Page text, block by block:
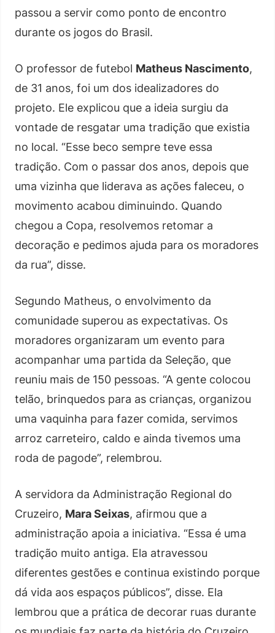
passou a servir como ponto de encontro
durante os jogos do Brasil.
O professor de futebol Matheus Nascimento,
de 31 anos, foi um dos idealizadores do
projeto. Ele explicou que a ideia surgiu da
vontade de resgatar uma tradição que existia
no local. “Esse beco sempre teve essa
tradição. Com o passar dos anos, depois que
uma vizinha que liderava as ações faleceu, o
movimento acabou diminuindo. Quando
chegou a Copa, resolvemos retomar a
decoração e pedimos ajuda para os moradores
da rua”, disse.
Segundo Matheus, o envolvimento da
comunidade superou as expectativas. Os
moradores organizaram um evento para
acompanhar uma partida da Seleção, que
reuniu mais de 150 pessoas. “A gente colocou
telão, brinquedos para as crianças, organizou
uma vaquinha para fazer comida, servimos
arroz carreteiro, caldo e ainda tivemos uma
roda de pagode”, relembrou.
A servidora da Administração Regional do
Cruzeiro, Mara Seixas, afirmou que a
administração apoia a iniciativa. “Essa é uma
tradição muito antiga. Ela atravessou
diferentes gestões e continua existindo porque
dá vida aos espaços públicos”, disse. Ela
lembrou que a prática de decorar ruas durante